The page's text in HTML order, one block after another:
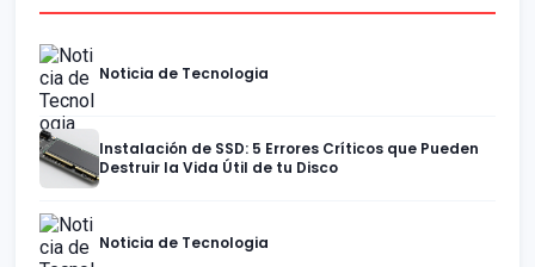
Noticia de Tecnologia
Instalación de SSD: 5 Errores Críticos que Pueden
Destruir la Vida Útil de tu Disco
Noticia de Tecnologia